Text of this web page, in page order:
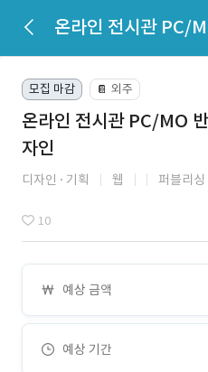
모집 마감 📔 외주
온라인 전시관 PC/MO
자인
디자인 기획 웹 퍼블리
10
예상 금액
예상 기간